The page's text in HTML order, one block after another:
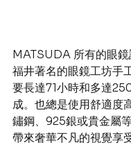
MATSUDA 所有的眼
福井著名的眼鏡工坊手
要長達71小時和多達
成。也總是使用舒適度
鏽鋼、925銀或貴金屬
帶來奢華不凡的視覺享受